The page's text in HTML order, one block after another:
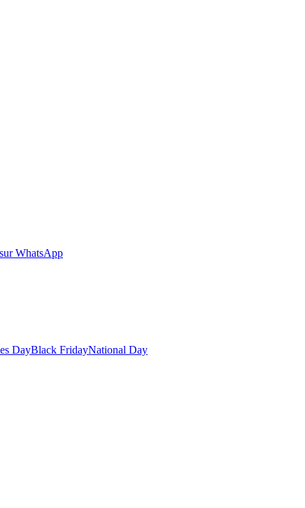
WhatsApp
DayBlack FridayNational Day